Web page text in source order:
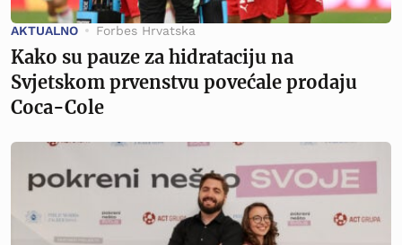
AKTUALNO Forbes Hrvatska
Kako su pauze za hidrataciju na
Svjetskom prvenstvu povećale prodaju
Coca-Cole